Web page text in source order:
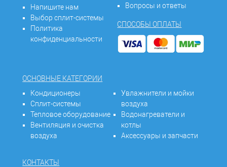
Напишите нам
Выбор сплит-системы
Политика
конфиденциальности
Вопросы и ответы
СПОСОБЫ ОПЛАТЫ
ОСНОВНЫЕ КАТЕГОРИИ
Кондиционеры
Сплит-системы
Тепловое оборудование
Вентиляция и очистка
воздуха
Увлажнители и мойки
воздуха
Водонагреватели и
котлы
Аксессуары и запчасти
КОНТАКТЫ